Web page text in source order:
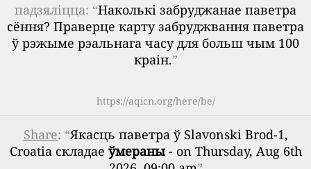
падзяліцца: “Наколькі забруджанае паветра
сёння? Праверце карту забруджвання паветра
ў рэжыме рэальнага часу для больш чым 100
краін.”
https://aqicn.org/here/be/
Share: “Якасць паветра ў Slavonski Brod-1,
Croatia складае ўмераны- on Thursday, Aug 6th